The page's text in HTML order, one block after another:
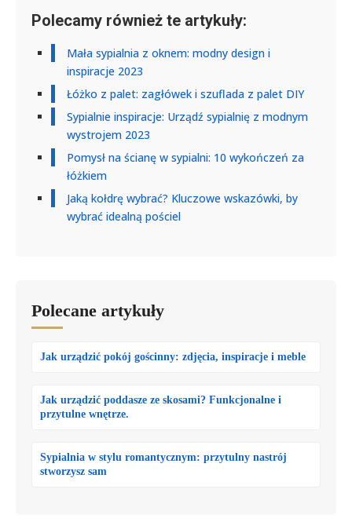
Polecamy również te artykuły:
Mała sypialnia z oknem: modny design i
inspiracje 2023
Łóżko z palet: zagłówek i szuflada z palet DIY
Sypialnie inspiracje: Urządź sypialnię z modnym
wystrojem 2023
Pomysł na ścianę w sypialni: 10 wykończeń za
łóżkiem
Jaką kołdrę wybrać? Kluczowe wskazówki, by
wybrać idealną pościel
Polecane artykuły
Jak urządzić pokój gościnny: zdjęcia, inspiracje i meble
Jak urządzić poddasze ze skosami? Funkcjonalne i
przytulne wnętrze.
Sypialnia w stylu romantycznym: przytulny nastrój
stworzysz sam